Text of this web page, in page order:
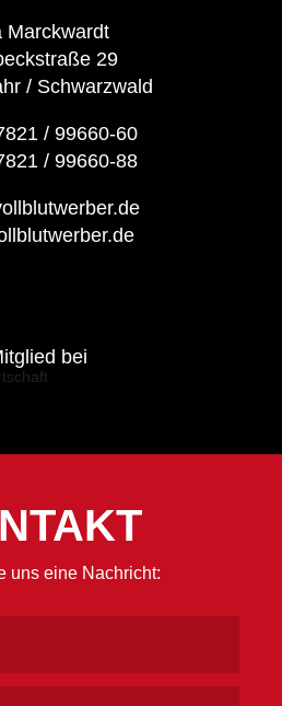
Marckwardt
29
/ Schwarzwald
/ 99660-60
/ 99660-88
bei
uns eine Nachricht: